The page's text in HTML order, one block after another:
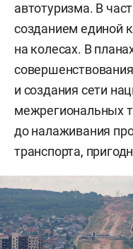
автотуризма. В
созданием единой
на колесах. В
и создания сети
межрегиональных
до налаживания
транспорта,